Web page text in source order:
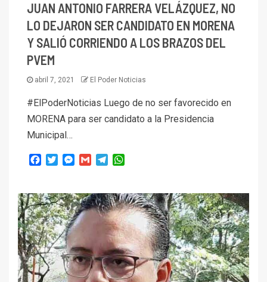
JUAN ANTONIO FARRERA VELÁZQUEZ, NO
LO DEJARON SER CANDIDATO EN MORENA
Y SALIÓ CORRIENDO A LOS BRAZOS DEL
PVEM
abril 7, 2021 El Poder Noticias
#ElPoderNoticias Luego de no ser favorecido en
MORENA para ser candidato a la Presidencia
Municipal…
Facebook
TwitterMessenger
Gmail Telegram